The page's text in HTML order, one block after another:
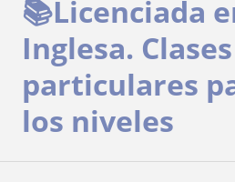
📚Licenciada
Inglesa. Clases
particulares
los niveles